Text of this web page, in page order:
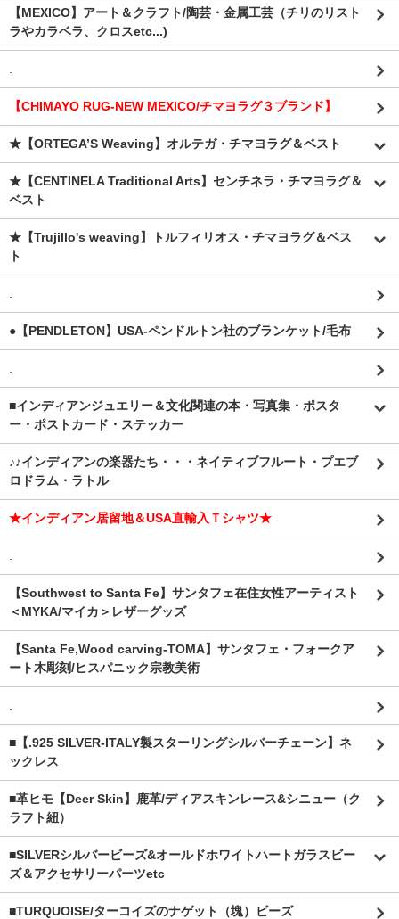
【MEXICO】アート＆クラフト/陶芸・金属工芸（チリのリスト
ラやカラベラ、クロスetc...)
【CHIMAYO RUG-NEW MEXICO/チマヨラグ３ブランド】
★【ORTEGA’S Weaving】オルテガ・チマヨラグ＆ベスト
★【CENTINELA Traditional Arts】センチネラ・チマヨラグ＆
ベスト
★【Trujillo's weaving】トルフィリオス・チマヨラグ＆ベス
ト
●【PENDLETON】USA-ペンドルトン社のブランケット/毛布
■インディアンジュエリー＆文化関連の本・写真集・ポスタ
ー・ポストカード・ステッカー
♪♪インディアンの楽器たち・・・ネイティブフルート・プエブ
ロドラム・ラトル
★インディアン居留地＆USA直輸入Ｔシャツ★
【Southwest to Santa Fe】サンタフェ在住女性アーティスト
＜MYKA/マイカ＞レザーグッズ
【Santa Fe,Wood carving-TOMA】サンタフェ・フォークア
ート木彫刻/ヒスパニック宗教美術
■【.925 SILVER-ITALY製スターリングシルバーチェーン】ネ
ックレス
■革ヒモ【Deer Skin】鹿革/ディアスキンレース&シニュー（ク
ラフト紐）
■SILVERシルバービーズ&オールドホワイトハートガラスビー
ズ＆アクセサリーパーツetc
■TURQUOISE/ターコイズのナゲット（塊）ビーズ